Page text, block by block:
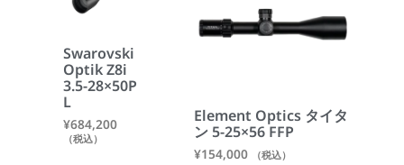
Swarovski
Optik Z8i
3.5-28×50P
L
¥684,200
（税込）
Element Optics タイタ
ン 5-25×56 FFP
¥154,000 （税込）